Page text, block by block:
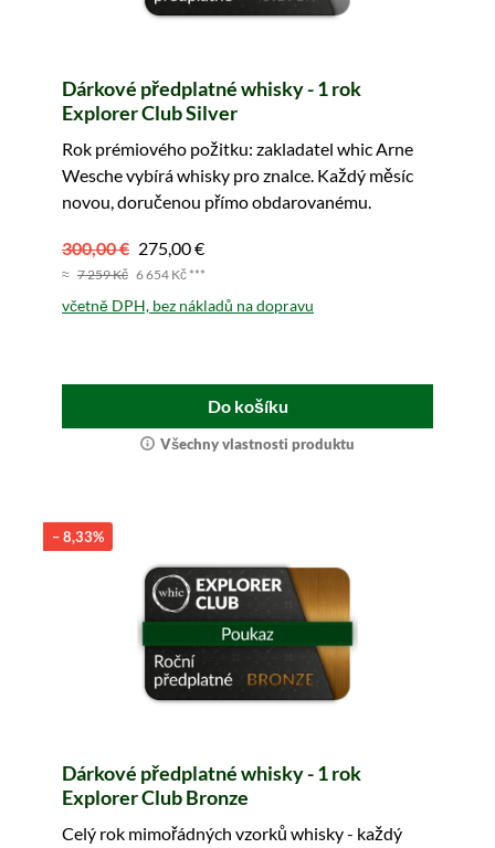
Dárkové předplatné whisky - 1 rok
Explorer Club Silver
Rok prémiového požitku: zakladatel whic Arne
Wesche vybírá whisky pro znalce. Každý měsíc
novou, doručenou přímo obdarovanému.
300,00 € 275,00 €
≈ 7 259 Kč 6 654 Kč ***
včetně DPH, bez nákladů na dopravu
Do košíku
Všechny vlastnosti produktu
– 8,33%
Dárkové předplatné whisky - 1 rok
Explorer Club Bronze
Celý rok mimořádných vzorků whisky - každý